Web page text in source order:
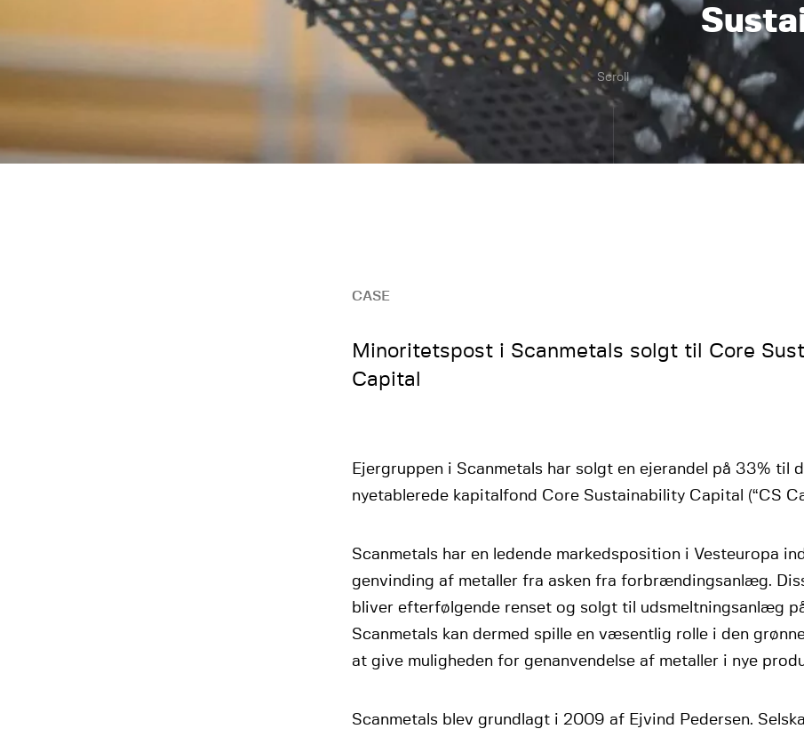
Scroll
CASE
Minoritetspost i Scanmetals solgt til Core
Capital
Ejergruppen i Scanmetals har solgt en ejerandel på 33% til
nyetablerede kapitalfond Core Sustainability Capital (“CS
Scanmetals har en ledende markedsposition i Vesteuropa
genvinding af metaller fra asken fra forbrændingsanlæg.
bliver efterfølgende renset og solgt til udsmeltningsanlæg
Scanmetals kan dermed spille en væsentlig rolle i den
at give muligheden for genanvendelse af metaller i nye
Scanmetals blev grundlagt i 2009 af Ejvind Pedersen.